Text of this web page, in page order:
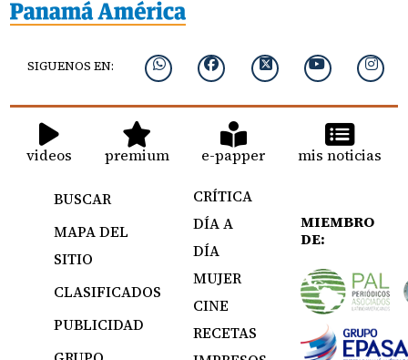
SIGUENOS EN:
videos premium e-papper mis noticias
BUSCAR
MAPA DEL
SITIO
CLASIFICADOS
PUBLICIDAD
CRÍTICA
DÍA A
DÍA
MUJER
CINE
RECETAS
MIEMBRO
DE: